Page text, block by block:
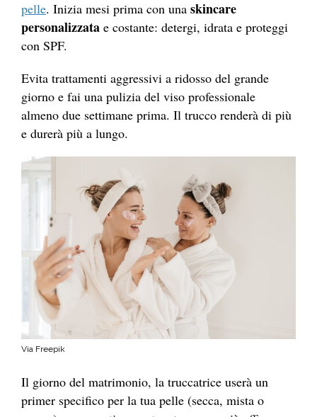
pelle. Inizia mesi prima con una skincare
personalizzata e costante: detergi, idrata e proteggi
con SPF.
Evita trattamenti aggressivi a ridosso del grande
giorno e fai una pulizia del viso professionale
almeno due settimane prima. Il trucco renderà di più
e durerà più a lungo.
Via Freepik
Il giorno del matrimonio, la truccatrice userà un
primer specifico per la tua pelle (secca, mista o